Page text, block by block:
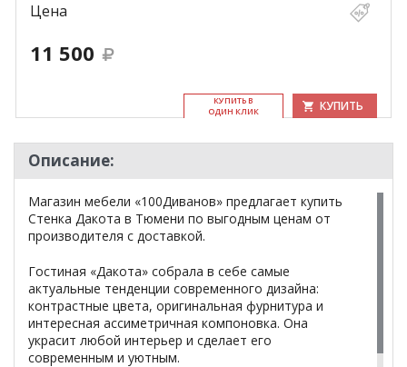
Цена
11 500
КУ­ПИТЬ В
ОДИН КЛИК
КУПИТЬ
Описание:
Магазин мебели «100Диванов» предлагает купить
Стенка Дакота в Тюмени по выгодным ценам от
производителя с доставкой.
Гостиная «Дакота» собрала в себе самые
актуальные тенденции современного дизайна:
контрастные цвета, оригинальная фурнитура и
интересная ассиметричная компоновка. Она
украсит любой интерьер и сделает его
современным и уютным.